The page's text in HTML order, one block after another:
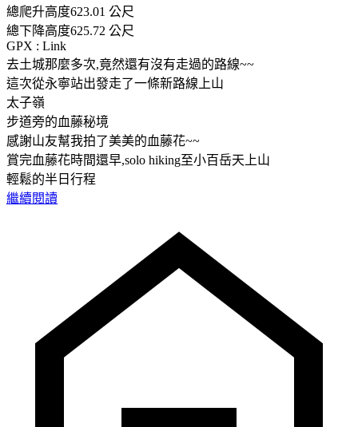
總爬升高度623.01 公尺
總下降高度625.72 公尺
GPX : Link
去土城那麼多次,竟然還有沒有走過的路線~~
這次從永寧站出發走了一條新路線上山
太子嶺
步道旁的血藤秘境
感謝山友幫我拍了美美的血藤花~~
賞完血藤花時間還早,solo hiking至小百岳天上山
輕鬆的半日行程
繼續閱讀